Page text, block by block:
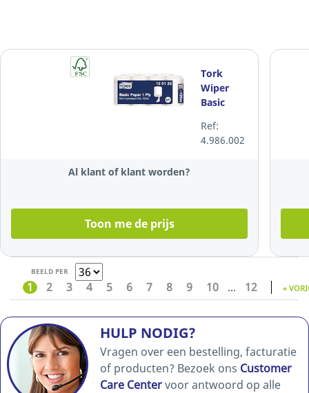
Tork
Wiper
Basic
poetsdoek
M1, 1-
Ref:
4.986.002
Al klant of klant worden?
Toon me de prijs
BEELD PER
1 2 3 4 5 6 7 8 9 10 ... 12 «
HULP NODIG?
Vragen over een bestelling, facturatie
of producten? Bezoek ons Customer
Care Centervoor antwoord op alle